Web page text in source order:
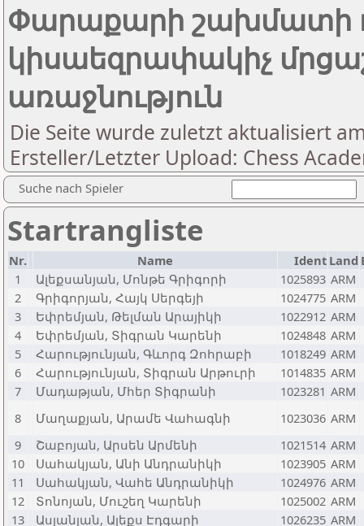
Փարաքարի շախմատի
կիսաեզրափակիչ
առաջնություն
Die Seite wurde zuletzt aktualisiert
Ersteller/Letzter Upload: Chess
Suche nach Spieler
Startrangliste
Nr. Name Ident Land
1
Ալեքսանյան, Մոնթե Գրիգորի 1025893 ARM
2
Գրիգորյան, Հայկ Սերգեյի 1024775 ARM
3
Եփրեմյան, Թելման Արայիկի 1022912 ARM
4
Եփրեմյան, Տիգրան Կարենի 1024848 ARM
5
Հարությունյան, Գևորգ Զոհրաբի 1018249 ARM
6
Հարությունյան, Տիգրան Արթուրի 1014835 ARM
7
Մադաթյան, Մհեր Տիգրանի 1023281 ARM
8
Մաղաքյան, Արամե Վահագնի 1023036 ARM
9
Շաբոյան, Արսեն Արմենի 1021514 ARM
10
Սահակյան, Անի Անդրանիկի 1023905 ARM
11
Սահակյան, Վահե Անդրանիկի 1024976 ARM
12
Տոնոյան, Մուշեղ Կարենի 1025002 ARM
13
Ասլանյան, Ալեքս Էդգարի 1026235 ARM